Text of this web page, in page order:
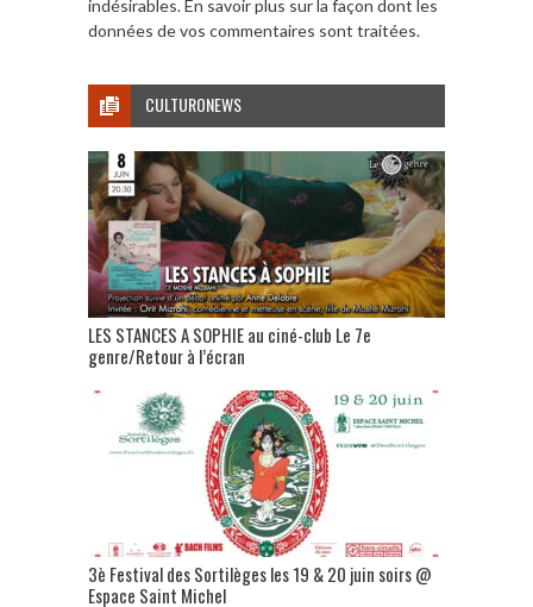
indésirables.En savoir plus sur la façon dont les
données de vos commentaires sont traitées.
CULTURONEWS
LES STANCES A SOPHIE au ciné-club Le 7e
genre/Retour à l’écran
3è Festival des Sortilèges les 19 & 20 juin soirs @
Espace Saint Michel